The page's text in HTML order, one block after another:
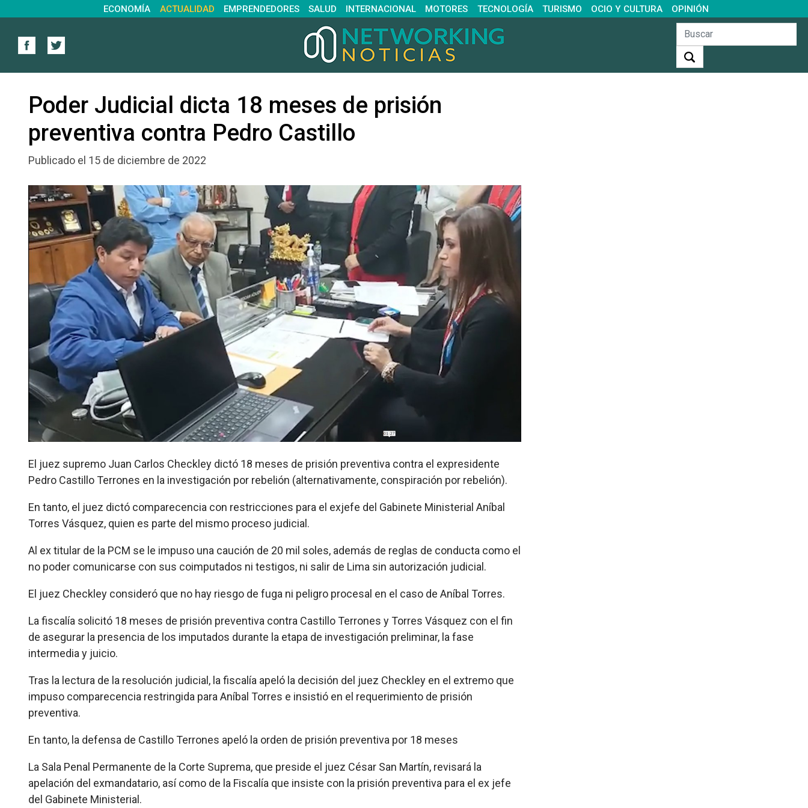
ECONOMÍA ACTUALIDAD EMPRENDEDORES SALUD INTERNACIONAL MOTORES TECNOLOGÍA TURISMO OCIO Y CULTURA OPINIÓN
Poder Judicial dicta 18 meses de prisión
preventiva contra Pedro Castillo
Publicado el 15 de diciembre de 2022
El juez supremo Juan Carlos Checkley dictó 18 meses de prisión preventiva contra el expresidente
Pedro Castillo Terrones en la investigación por rebelión (alternativamente, conspiración por rebelión).
En tanto, el juez dictó comparecencia con restricciones para el exjefe del Gabinete Ministerial Aníbal
Torres Vásquez, quien es parte del mismo proceso judicial.
Al ex titular de la PCM se le impuso una caución de 20 mil soles, además de reglas de conducta como el
no poder comunicarse con sus coimputados ni testigos, ni salir de Lima sin autorización judicial.
El juez Checkley consideró que no hay riesgo de fuga ni peligro procesal en el caso de Aníbal Torres.
La fiscalía solicitó 18 meses de prisión preventiva contra Castillo Terrones y Torres Vásquez con el fin
de asegurar la presencia de los imputados durante la etapa de investigación preliminar, la fase
intermedia y juicio.
Tras la lectura de la resolución judicial, la fiscalía apeló la decisión del juez Checkley en el extremo que
impuso comparecencia restringida para Aníbal Torres e insistió en el requerimiento de prisión
preventiva.
En tanto, la defensa de Castillo Terrones apeló la orden de prisión preventiva por 18 meses
La Sala Penal Permanente de la Corte Suprema, que preside el juez César San Martín, revisará la
apelación del exmandatario, así como de la Fiscalía que insiste con la prisión preventiva para el ex jefe
del Gabinete Ministerial.